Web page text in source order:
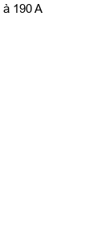
190 A